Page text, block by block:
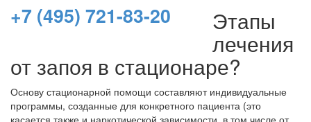
+7 (495) 721-83-20 Этапы
лечения
от запоя в стационаре?
Основу стационарной помощи составляют индивидуальные
программы, созданные для конкретного пациента (это
касается также и наркотической зависимости, в том числе от